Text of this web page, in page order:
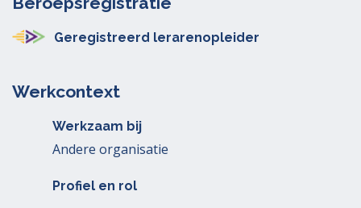
Geregistreerd lerarenopleider
Werkcontext
Werkzaam bij
Andere organisatie
Profiel en rol